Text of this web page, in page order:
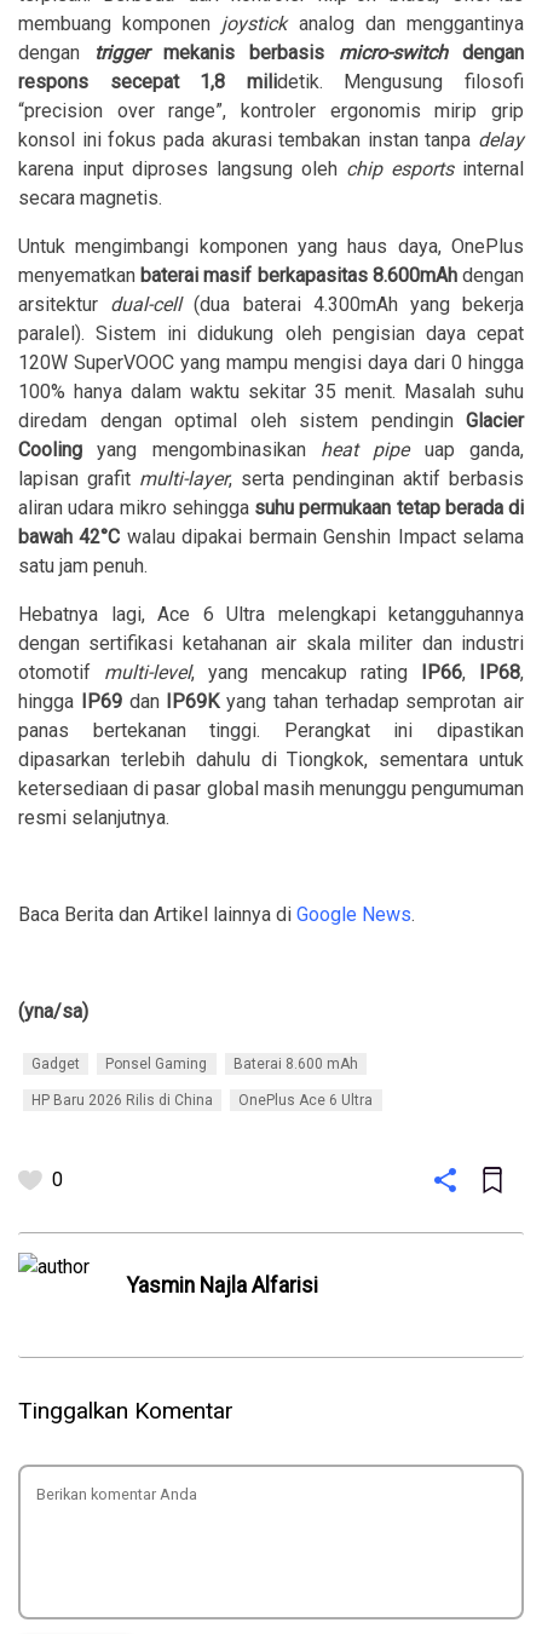
membuang komponen joystick analog dan menggantinya
dengan
trigger mekanis berbasis micro-switchdengan
respons secepat 1,8 milidetik. Mengusung filosofi
“precision over range”, kontroler ergonomis mirip grip
konsol ini fokus pada akurasi tembakan instan tanpa delay
karena input diproses langsung oleh chip esports internal
secara magnetis.
Untuk mengimbangi komponen yang haus daya, OnePlus
menyematkan baterai masif berkapasitas 8.600mAhdengan
arsitektur dual-cell(dua baterai 4.300mAh yang bekerja
paralel). Sistem ini didukung oleh pengisian daya cepat
120W SuperVOOC yang mampu mengisi daya dari 0 hingga
100% hanya dalam waktu sekitar 35 menit. Masalah suhu
diredam dengan optimal oleh sistem pendingin Glacier
Cooling yang mengombinasikan heat pipe uap ganda,
lapisan grafit multi-layer, serta pendinginan aktif berbasis
aliran udara mikro sehingga suhu permukaan tetap berada di
bawah 42°C walau dipakai bermain Genshin Impact selama
satu jam penuh.
Hebatnya lagi, Ace 6 Ultra melengkapi ketangguhannya
dengan sertifikasi ketahanan air skala militer dan industri
otomotif multi-level, yang mencakup rating IP66, IP68,
hingga
IP69 dan IP69K yang tahan terhadap semprotan air
panas bertekanan tinggi. Perangkat ini dipastikan
dipasarkan terlebih dahulu di Tiongkok, sementara untuk
ketersediaan di pasar global masih menunggu pengumuman
resmi selanjutnya.
Baca Berita dan Artikel lainnya di Google News.
(yna/sa)
Gadget Ponsel Gaming Baterai 8.600 mAh
HP Baru 2026 Rilis di China OnePlus Ace 6 Ultra
0
Yasmin Najla Alfarisi
Tinggalkan Komentar